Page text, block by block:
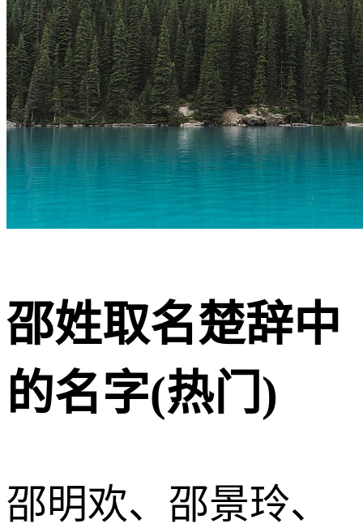
邵姓取名楚辞中
的名字(热门)
邵明欢、邵景玲、